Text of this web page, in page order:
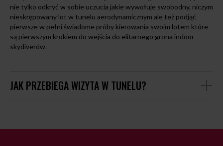
nie tylko odkryć w sobie uczucia jakie wywołuje swobodny, niczym
nieskrępowany lot w tunelu aerodynamicznym ale też podjąć
pierwsze w pełni świadome próby kierowania swoim lotem które
są pierwszym krokiem do wejścia do elitarnego grona indoor-
skydiverów.
JAK PRZEBIEGA WIZYTA W TUNELU?